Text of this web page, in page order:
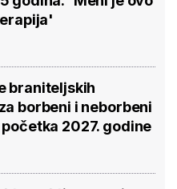
braniteljskih
borbeni i neborbeni
2027. godine